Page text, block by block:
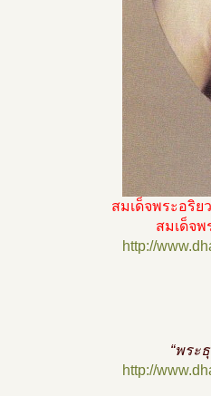
สมเด็จพระอริ
สมเด็จ
http://
“พระ
http://